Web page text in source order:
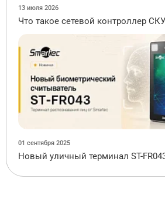
13 июля 2026
Что такое сетевой контроллер
01 сентября 2025
Новый уличный терминал ST-